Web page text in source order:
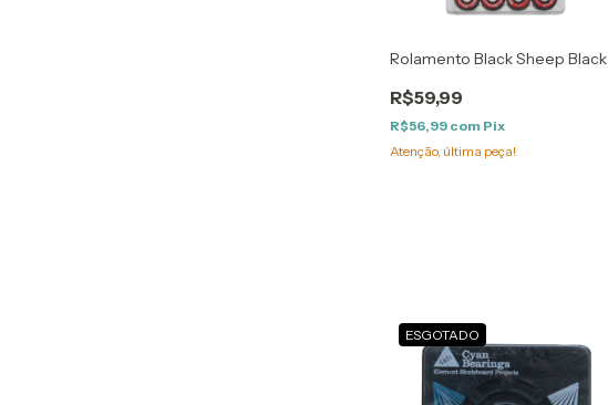
Rolamento Black Sheep Black
R$59,99
R$56,99 com Pix
Atenção, última peça!
ESGOTADO